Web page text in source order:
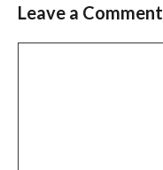
Leave a Comment